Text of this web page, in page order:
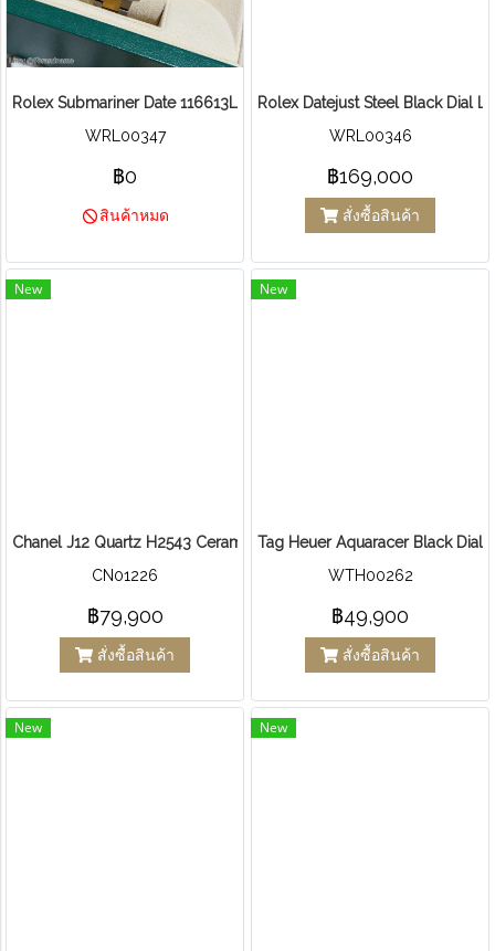
Rolex Submariner Date 116613LN Black Dial Two Tone
WRL00347
฿0
สินค้าหมด
Rolex Datejust Steel Black Dial
WRL00346
฿169,000
สั่งซื้อสินค้า
New
Chanel J12 Quartz H2543 Ceramic
CN01226
฿79,900
สั่งซื้อสินค้า
New
Tag Heuer Aquaracer Black Dial
WTH00262
฿49,900
สั่งซื้อสินค้า
New New